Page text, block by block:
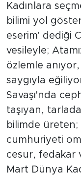
Kadınlara
bilimi yol
eserim' dediği
vesileyle;
özlemle
saygıyla
Savaşı'nda
taşıyan,
bilimde
cumhuriyeti
cesur, fedakar
Mart Dünya